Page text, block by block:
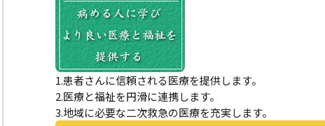
1.患者さんに信頼される医療を提供します。
2.医療と福祉を円滑に連携します。
3.地域に必要な二次救急の医療を充実します。